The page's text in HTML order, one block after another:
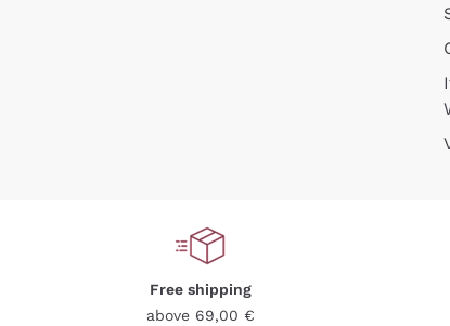
Free shipping
above 69,00 €